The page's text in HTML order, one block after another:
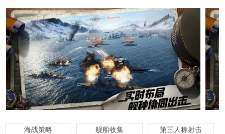
海战策略 舰船收集 第三人称射击